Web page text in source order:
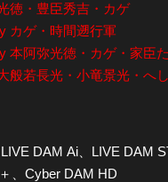
徳・豊臣秀吉・カゲ
カゲ・時間遡行軍
阿弥光徳・カゲ・家臣
若長光・小竜景光・へ
DAM Ai、LIVE DAM
、Cyber DAM HD